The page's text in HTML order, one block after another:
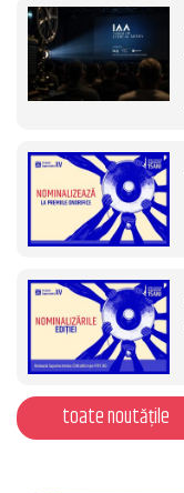
toate noutățile